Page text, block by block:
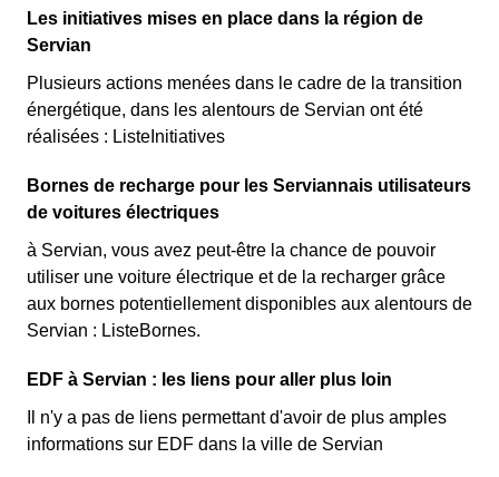
Les initiatives mises en place dans la région de
Servian
Plusieurs actions menées dans le cadre de la transition
énergétique, dans les alentours de Servian ont été
réalisées : ListeInitiatives
Bornes de recharge pour les Serviannais utilisateurs
de voitures électriques
à Servian, vous avez peut-être la chance de pouvoir
utiliser une voiture électrique et de la recharger grâce
aux bornes potentiellement disponibles aux alentours de
Servian : ListeBornes.
EDF à Servian : les liens pour aller plus loin
Il n'y a pas de liens permettant d'avoir de plus amples
informations sur EDF dans la ville de Servian